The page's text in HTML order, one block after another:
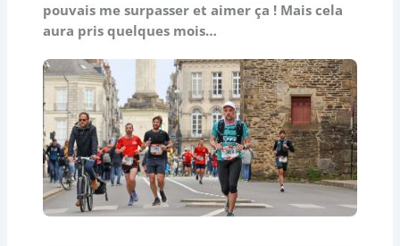
pouvais me surpasser et aimer ça ! Mais cela
aura pris quelques mois…